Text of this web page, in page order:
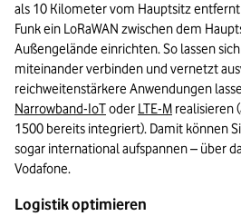
als 10 Kilometer vom Hauptsitz entfernt
Funk ein LoRaWAN zwischen dem
Außengelände einrichten. So lassen
miteinander verbinden und vernetzt
Narrowband-IoT oder LTE-M realisieren
1500 bereits integriert). Damit können
sogar international aufspannen – über
Vodafone.
Logistik optimieren